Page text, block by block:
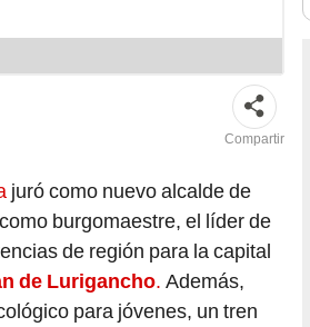
Compartir
juró como nuevo alcalde de
burgomaestre, el líder de
de región para la capital
de Lurigancho. Además,
para jóvenes, un tren